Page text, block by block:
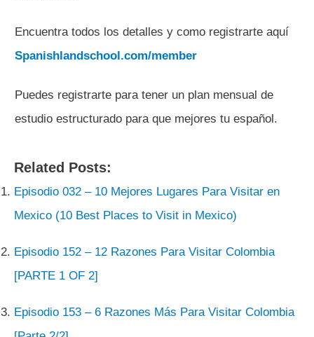
Encuentra todos los detalles y como registrarte aquí
Spanishlandschool.com/member
Puedes registrarte para tener un plan mensual de
estudio estructurado para que mejores tu español.
Related Posts:
Episodio 032 – 10 Mejores Lugares Para Visitar en
Mexico (10 Best Places to Visit in Mexico)
Episodio 152 – 12 Razones Para Visitar Colombia
[PARTE 1 OF 2]
Episodio 153 – 6 Razones Más Para Visitar Colombia